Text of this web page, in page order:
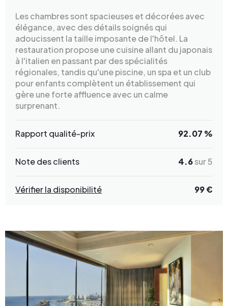
Les chambres sont spacieuses et décorées avec
élégance, avec des détails soignés qui
adoucissent la taille imposante de l'hôtel. La
restauration propose une cuisine allant du japonais
à l'italien en passant par des spécialités
régionales, tandis qu'une piscine, un spa et un club
pour enfants complètent un établissement qui
gère une forte affluence avec un calme
surprenant.
Rapport qualité-prix 92.07 %
Note des clients 4.6sur 5
Vérifier la disponibilité 99 €